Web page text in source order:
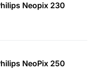
Neopix 230
NeoPix 250